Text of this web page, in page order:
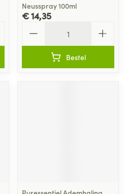
Neusspray 100ml
€ 14,35
Bestel